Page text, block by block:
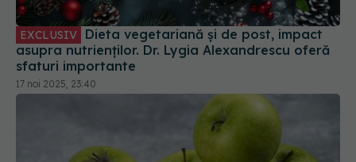
EXCLUSIV
asupra nutrienților. Dr. Lygia Alexandrescu oferă
sfaturi importante
17 noi 2025, 23:40